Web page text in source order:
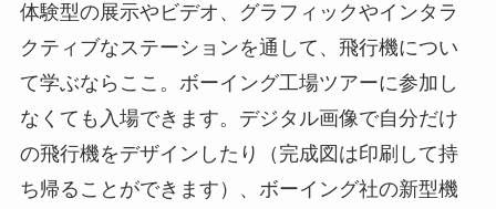
体験型の展示やビデオ、グラフィックやインタラ
クティブなステーションを通して、飛行機につい
て学ぶならここ。ボーイング工場ツアーに参加し
なくても入場できます。デジタル画像で自分だけ
の飛行機をデザインしたり（完成図は印刷して持
ち帰ることができます）、ボーイング社の新型機